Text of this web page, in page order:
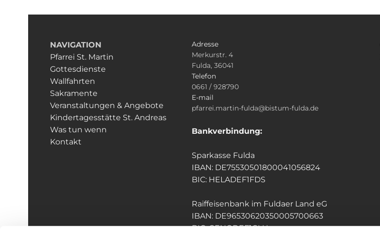
NAVIGATION
Pfarrei St. Martin
Gottesdienste
Wallfahrten
Sakramente
Veranstaltungen & Angebote
Kindertagesstätte St. Andreas
Was tun wenn
Kontakt
Adresse
Merkurstr. 4
Fulda, 36041
Telefon
0661 / 928790
E-mail
pfarrei.martin-fulda@bistum-fulda.de
Bankverbindung:
Sparkasse Fulda
IBAN: DE75530501800041056824
BIC: HELADEF1FDS
Raiffeisenbank im Fuldaer Land eG
IBAN: DE96530620350005700663
BIC: GENODEF1GLU